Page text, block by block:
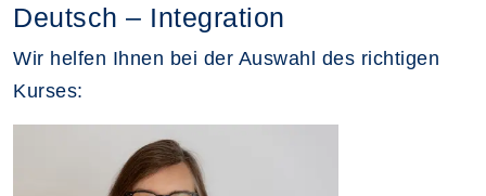
Deutsch – Integration
Wir helfen Ihnen bei der Auswahl des richtigen
Kurses: